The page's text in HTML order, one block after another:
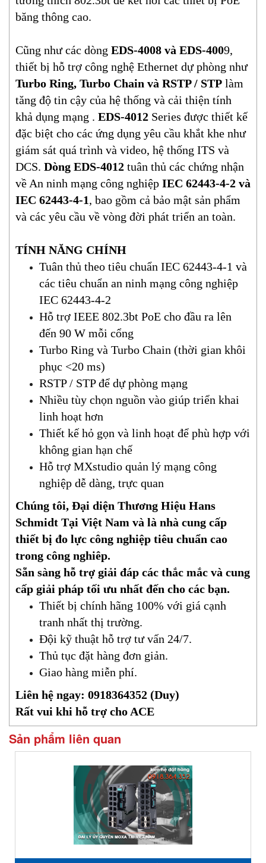
băng thông cao.
Cũng như các dòng EDS-4008 và EDS-4009,
thiết bị hỗ trợ công nghệ Ethernet dự phòng như
Turbo Ring, Turbo Chain và RSTP / STP làm
tăng độ tin cậy của hệ thống và cải thiện tính
khả dụng mạng . EDS-4012 Series được thiết kế
đặc biệt cho các ứng dụng yêu cầu khắt khe như
giám sát quá trình và video, hệ thống ITS và
DCS. Dòng EDS-4012 tuân thủ các chứng nhận
về An ninh mạng công nghiệp IEC 62443-4-2 và
IEC 62443-4-1, bao gồm cả bảo mật sản phẩm
và các yêu cầu về vòng đời phát triển an toàn.
TÍNH NĂNG CHÍNH
Tuân thủ theo tiêu chuẩn IEC 62443-4-1 và
các tiêu chuẩn an ninh mạng công nghiệp
IEC 62443-4-2
Hỗ trợ IEEE 802.3bt PoE cho đầu ra lên
đến 90 W mỗi cổng
Turbo Ring và Turbo Chain (thời gian khôi
phục <20 ms)
RSTP / STP để dự phòng mạng
Nhiều tùy chọn nguồn vào giúp triển khai
linh hoạt hơn
Thiết kế hỏ gọn và linh hoạt để phù hợp với
không gian hạn chế
Hỗ trợ MXstudio quản lý mạng công
nghiệp dễ dàng, trực quan
Chúng tôi, Đại diện Thương Hiệu Hans
Schmidt Tại Việt Nam và là nhà cung cấp
thiết bị đo lực công nghiệp tiêu chuẩn cao
trong công nghiêp.
Sẵn sàng hỗ trợ giải đáp các thắc mắc và cung
cấp giải pháp tối ưu nhất đến cho các bạn.
Thiết bị chính hãng 100% với giá cạnh
tranh nhất thị trường.
Đội kỹ thuật hỗ trợ tư vấn 24/7.
Thủ tục đặt hàng đơn giản.
Giao hàng miễn phí.
Liên hệ ngay: 0918364352 (Duy)
Rất vui khi hỗ trợ cho ACE
Sản phẩm liên quan